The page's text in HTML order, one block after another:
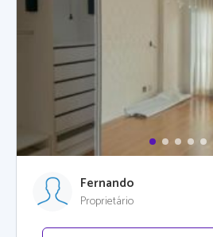
Fernando
Proprietário